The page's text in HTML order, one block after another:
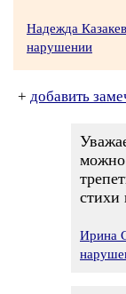
Надежда
нарушении
+ добавить
можно
стихи
Ирина